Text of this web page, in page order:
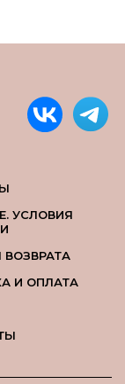
УСЛОВИЯ
ВОЗВРАТА
И ОПЛАТА